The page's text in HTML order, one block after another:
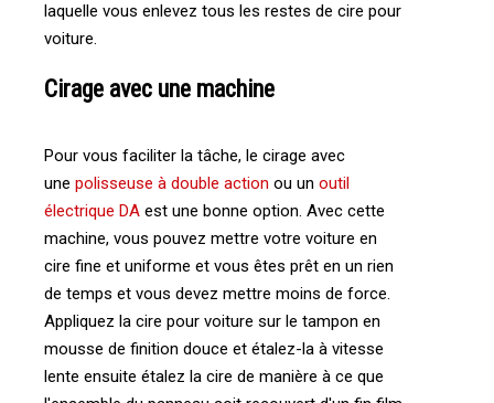
laquelle vous enlevez tous les restes de cire pour
voiture.
Cirage avec une machine
Pour vous faciliter la tâche, le cirage avec
une polisseuse à double action ou un outil
électrique DA est une bonne option. Avec cette
machine, vous pouvez mettre votre voiture en
cire fine et uniforme et vous êtes prêt en un rien
de temps et vous devez mettre moins de force.
Appliquez la cire pour voiture sur le tampon en
mousse de finition douce et étalez-la à vitesse
lente ensuite étalez la cire de manière à ce que